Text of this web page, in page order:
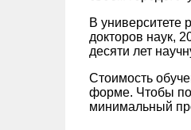
В университете
докторов наук,
десяти лет
Стоимость
форме. Чтобы
минимальный